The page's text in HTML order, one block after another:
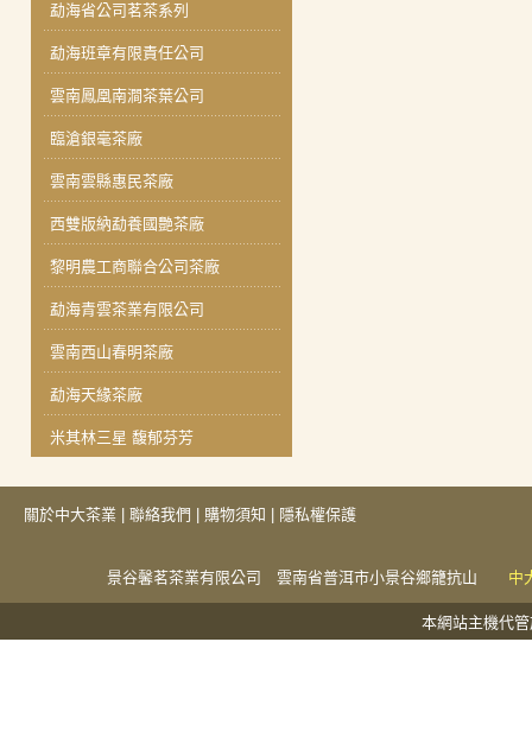
勐海省公司茗茶系列
勐海班章有限責任公司
雲南鳳凰南澗茶葉公司
臨滄銀毫茶廠
雲南雲縣惠民茶廠
西雙版納勐養國艷茶廠
黎明農工商聯合公司茶廠
勐海青雲茶業有限公司
雲南西山春明茶廠
勐海天緣茶廠
米其林三星 馥郁芬芳
關於中大茶業 聯絡我們 購物須知 隱私權保護
景谷馨茗茶業有限公司 雲南省普洱市小景谷鄉籠抗山 中
本網站主機代